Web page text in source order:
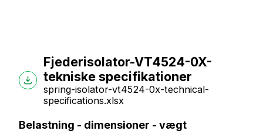
Fjederisolator-VT4524-0X-
tekniske specifikationer
spring-isolator-vt4524-0x-technical-
specifications.xlsx
Belastning - dimensioner - vægt